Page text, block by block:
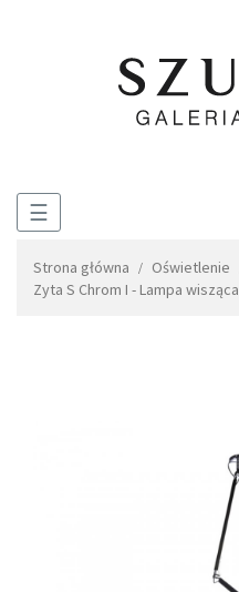
Toggle
☰
Strona główna Oświetlenie
Zyta S Chrom I - Lampa wisząca